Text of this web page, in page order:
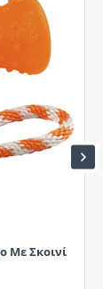
Με Σκοινί